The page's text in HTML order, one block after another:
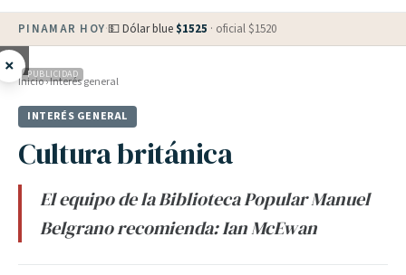
PINAMAR HOY·💵 Dólar blue $1525 · oficial $1520
× PUBLICIDAD
Inicio›Interés general
INTERÉS GENERAL
Cultura británica
El equipo de la Biblioteca Popular Manuel
Belgrano recomienda: Ian McEwan